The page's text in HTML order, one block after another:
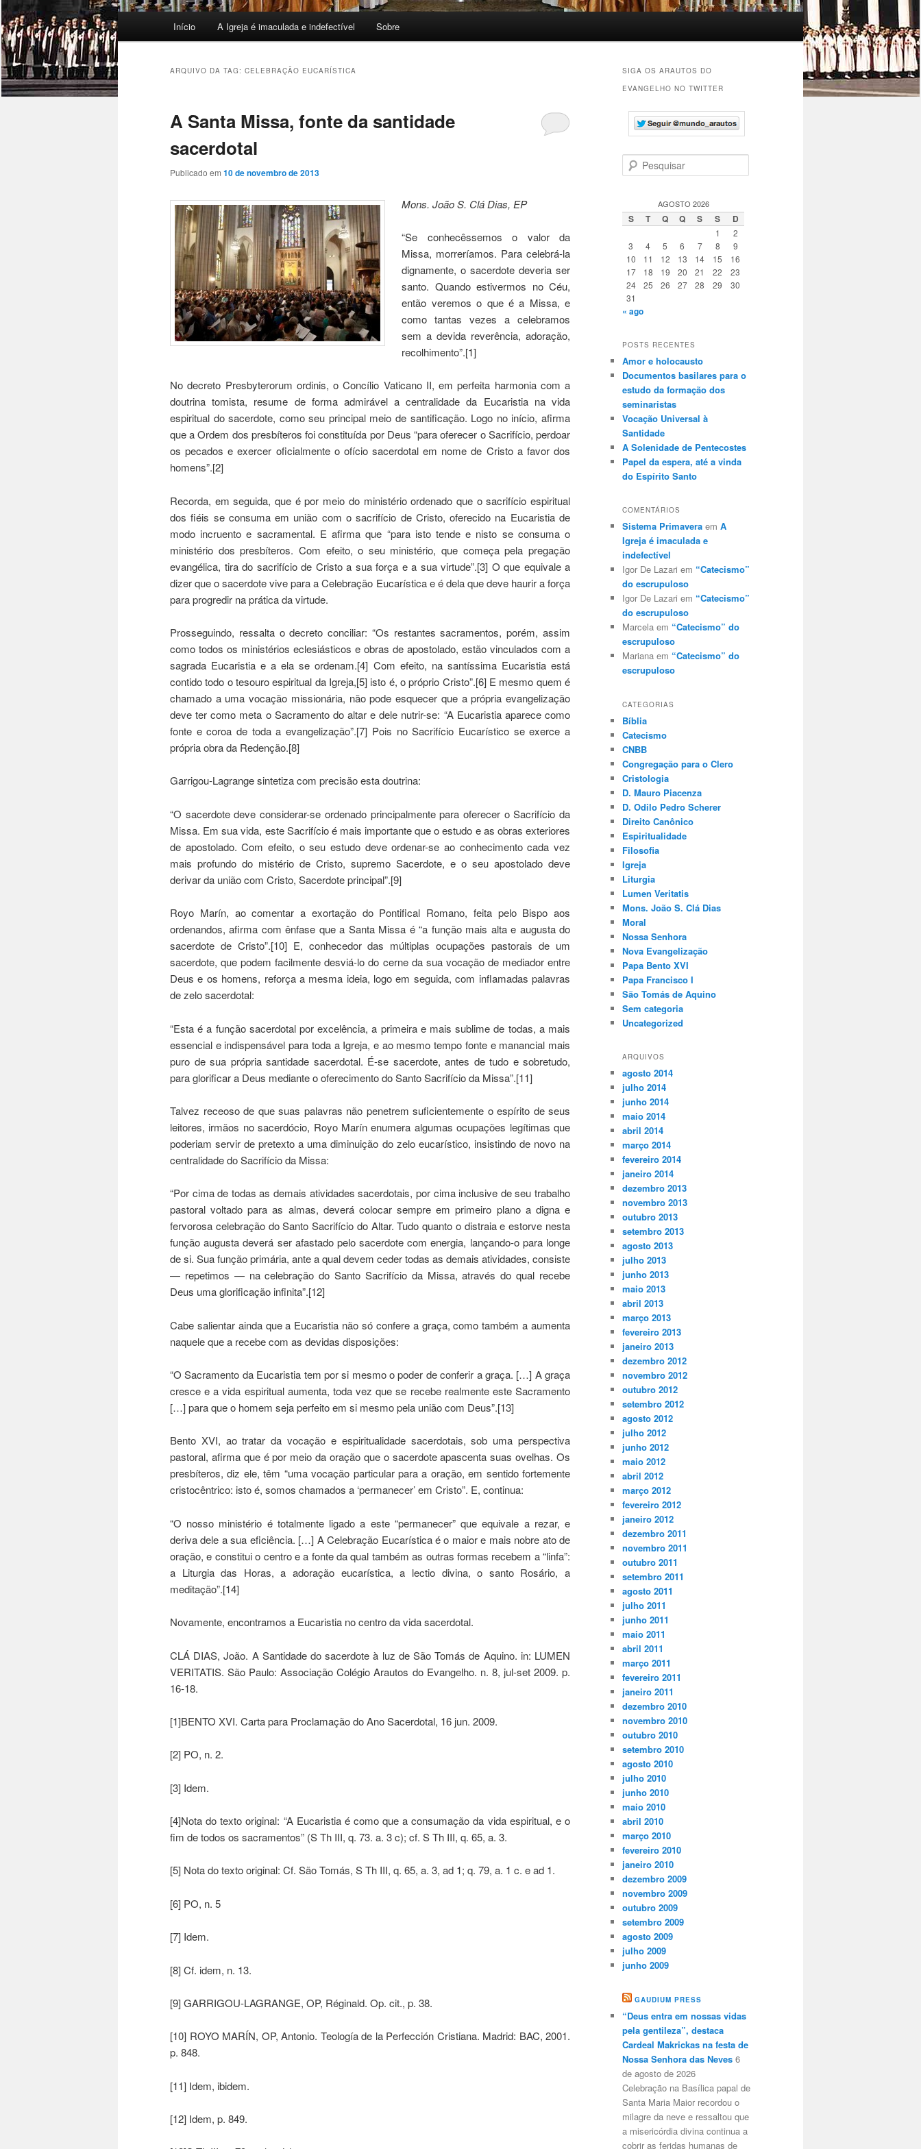
Início A Igreja é imaculada e indefectível Sobre
ARQUIVO DA TAG: CELEBRAÇÃO EUCARÍSTICA
A Santa Missa, fonte da santidade
sacerdotal
Publicado em 10 de novembro de 2013
Mons. João S. Clá Dias, EP
“Se conhecêssemos o valor da
Missa, morreríamos. Para celebrá-la
dignamente, o sacerdote deveria ser
santo. Quando estivermos no Céu,
então veremos o que é a Missa, e
como tantas vezes a celebramos
sem a devida reverência, adoração,
recolhimento”.[1]
No decreto Presbyterorum ordinis, o Concílio Vaticano II, em perfeita harmonia com a
doutrina tomista, resume de forma admirável a centralidade da Eucaristia na vida
espiritual do sacerdote, como seu principal meio de santificação. Logo no início, afirma
que a Ordem dos presbíteros foi constituída por Deus “para oferecer o Sacrifício, perdoar
os pecados e exercer oficialmente o ofício sacerdotal em nome de Cristo a favor dos
homens”.[2]
Recorda, em seguida, que é por meio do ministério ordenado que o sacrifício espiritual
dos fiéis se consuma em união com o sacrifício de Cristo, oferecido na Eucaristia de
modo incruento e sacramental. E afirma que “para isto tende e nisto se consuma o
ministério dos presbíteros. Com efeito, o seu ministério, que começa pela pregação
evangélica, tira do sacrifício de Cristo a sua força e a sua virtude”.[3] O que equivale a
dizer que o sacerdote vive para a Celebração Eucarística e é dela que deve haurir a força
para progredir na prática da virtude.
Prosseguindo, ressalta o decreto conciliar: “Os restantes sacramentos, porém, assim
como todos os ministérios eclesiásticos e obras de apostolado, estão vinculados com a
sagrada Eucaristia e a ela se ordenam.[4] Com efeito, na santíssima Eucaristia está
contido todo o tesouro espiritual da Igreja,[5] isto é, o próprio Cristo”.[6] E mesmo quem é
chamado a uma vocação missionária, não pode esquecer que a própria evangelização
deve ter como meta o Sacramento do altar e dele nutrir-se: “A Eucaristia aparece como
fonte e coroa de toda a evangelização”.[7] Pois no Sacrifício Eucarístico se exerce a
própria obra da Redenção.[8]
Garrigou-Lagrange sintetiza com precisão esta doutrina:
“O sacerdote deve considerar-se ordenado principalmente para oferecer o Sacrifício da
Missa. Em sua vida, este Sacrifício é mais importante que o estudo e as obras exteriores
de apostolado. Com efeito, o seu estudo deve ordenar-se ao conhecimento cada vez
mais profundo do mistério de Cristo, supremo Sacerdote, e o seu apostolado deve
derivar da união com Cristo, Sacerdote principal”.[9]
Royo Marín, ao comentar a exortação do Pontifical Romano, feita pelo Bispo aos
ordenandos, afirma com ênfase que a Santa Missa é “a função mais alta e augusta do
sacerdote de Cristo”.[10] E, conhecedor das múltiplas ocupações pastorais de um
sacerdote, que podem facilmente desviá-lo do cerne da sua vocação de mediador entre
Deus e os homens, reforça a mesma ideia, logo em seguida, com inflamadas palavras
de zelo sacerdotal:
“Esta é a função sacerdotal por excelência, a primeira e mais sublime de todas, a mais
essencial e indispensável para toda a Igreja, e ao mesmo tempo fonte e manancial mais
puro de sua própria santidade sacerdotal. É-se sacerdote, antes de tudo e sobretudo,
para glorificar a Deus mediante o oferecimento do Santo Sacrifício da Missa”.[11]
Talvez receoso de que suas palavras não penetrem suficientemente o espírito de seus
leitores, irmãos no sacerdócio, Royo Marín enumera algumas ocupações legítimas que
poderiam servir de pretexto a uma diminuição do zelo eucarístico, insistindo de novo na
centralidade do Sacrifício da Missa:
“Por cima de todas as demais atividades sacerdotais, por cima inclusive de seu trabalho
pastoral voltado para as almas, deverá colocar sempre em primeiro plano a digna e
fervorosa celebração do Santo Sacrifício do Altar. Tudo quanto o distraia e estorve nesta
função augusta deverá ser afastado pelo sacerdote com energia, lançando-o para longe
de si. Sua função primária, ante a qual devem ceder todas as demais atividades, consiste
— repetimos — na celebração do Santo Sacrifício da Missa, através do qual recebe
Deus uma glorificação infinita”.[12]
Cabe salientar ainda que a Eucaristia não só confere a graça, como também a aumenta
naquele que a recebe com as devidas disposições:
“O Sacramento da Eucaristia tem por si mesmo o poder de conferir a graça. […] A graça
cresce e a vida espiritual aumenta, toda vez que se recebe realmente este Sacramento
[…] para que o homem seja perfeito em si mesmo pela união com Deus”.[13]
Bento XVI, ao tratar da vocação e espiritualidade sacerdotais, sob uma perspectiva
pastoral, afirma que é por meio da oração que o sacerdote apascenta suas ovelhas. Os
presbíteros, diz ele, têm “uma vocação particular para a oração, em sentido fortemente
cristocêntrico: isto é, somos chamados a ‘permanecer’ em Cristo”. E, continua:
“O nosso ministério é totalmente ligado a este “permanecer” que equivale a rezar, e
deriva dele a sua eficiência. […] A Celebração Eucarística é o maior e mais nobre ato de
oração, e constitui o centro e a fonte da qual também as outras formas recebem a “linfa”:
a Liturgia das Horas, a adoração eucarística, a lectio divina, o santo Rosário, a
meditação”.[14]
Novamente, encontramos a Eucaristia no centro da vida sacerdotal.
CLÁ DIAS, João. A Santidade do sacerdote à luz de São Tomás de Aquino. in: LUMEN
VERITATIS. São Paulo: Associação Colégio Arautos do Evangelho. n. 8, jul-set 2009. p.
16-18.
[1]BENTO XVI. Carta para Proclamação do Ano Sacerdotal, 16 jun. 2009.
[2] PO, n. 2.
[3] Idem.
[4]Nota do texto original: “A Eucaristia é como que a consumação da vida espiritual, e o
fim de todos os sacramentos” (S Th III, q. 73. a. 3 c); cf. S Th III, q. 65, a. 3.
[5] Nota do texto original: Cf. São Tomás, S Th III, q. 65, a. 3, ad 1; q. 79, a. 1 c. e ad 1.
[6] PO, n. 5
[7] Idem.
[8] Cf. idem, n. 13.
[9] GARRIGOU-LAGRANGE, OP, Réginald. Op. cit., p. 38.
[10] ROYO MARÍN, OP, Antonio. Teología de la Perfección Cristiana. Madrid: BAC, 2001.
p. 848.
[11] Idem, ibidem.
[12] Idem, p. 849.
SIGA OS ARAUTOS DO
EVANGELHO NO TWITTER
e
u
i
AGOSTO 2026
S T Q Q S S D
1
2
3
4 5 6 7 8
9
10
11 12 13 14 15
16
17
18 19 20 21 22
23
24
25 26 27 28 29
30
31
« ago
POSTS RECENTES
Amor e holocausto
Documentos basilares para o
estudo da formação dos
seminaristas
Vocação Universal à
Santidade
A Solenidade de Pentecostes
Papel da espera, até a vinda
do Espírito Santo
COMENTÁRIOS
Sistema Primavera em A
Igreja é imaculada e
indefectível
Igor De Lazari em “Catecismo”
do escrupuloso
Igor De Lazari em “Catecismo”
do escrupuloso
Marcela em “Catecismo” do
escrupuloso
Mariana em “Catecismo” do
escrupuloso
CATEGORIAS
Bíblia
Catecismo
CNBB
Congregação para o Clero
Cristologia
D. Mauro Piacenza
D. Odilo Pedro Scherer
Direito Canônico
Espiritualidade
Filosofia
Igreja
Liturgia
Lumen Veritatis
Mons. João S. Clá Dias
Moral
Nossa Senhora
Nova Evangelização
Papa Bento XVI
Papa Francisco I
São Tomás de Aquino
Sem categoria
Uncategorized
ARQUIVOS
agosto 2014
julho 2014
junho 2014
maio 2014
abril 2014
março 2014
fevereiro 2014
janeiro 2014
dezembro 2013
novembro 2013
outubro 2013
setembro 2013
agosto 2013
julho 2013
junho 2013
maio 2013
abril 2013
março 2013
fevereiro 2013
janeiro 2013
dezembro 2012
novembro 2012
outubro 2012
setembro 2012
agosto 2012
julho 2012
junho 2012
maio 2012
abril 2012
março 2012
fevereiro 2012
janeiro 2012
dezembro 2011
novembro 2011
outubro 2011
setembro 2011
agosto 2011
julho 2011
junho 2011
maio 2011
abril 2011
março 2011
fevereiro 2011
janeiro 2011
dezembro 2010
novembro 2010
outubro 2010
setembro 2010
agosto 2010
julho 2010
junho 2010
maio 2010
abril 2010
março 2010
fevereiro 2010
janeiro 2010
dezembro 2009
novembro 2009
outubro 2009
setembro 2009
agosto 2009
julho 2009
junho 2009
GAUDIUM PRESS
“Deus entra em nossas vidas
pela gentileza”, destaca
Cardeal Makrickas na festa de
Nossa Senhora das Neves 6
de agosto de 2026
Celebração na Basílica papal de
Santa Maria Maior recordou o
milagre da neve e ressaltou que
a misericórdia divina continua a
cobrir as feridas humanas de